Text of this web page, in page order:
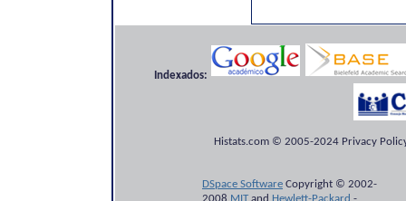
Indexados:
Histats.com © 2005-2024 Privacy
DSpace Software Copyright © 2002-
2008 MITand Hewlett-Packard -